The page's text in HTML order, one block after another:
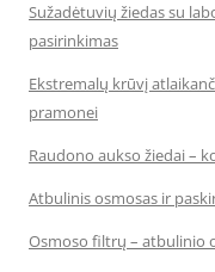
Sužadėtuvių žiedas su
pasirinkimas
Ekstremalų krūvį
pramonei
Raudono aukso žiedai –
Atbulinis osmosas ir
Osmoso filtrų – atbulinio